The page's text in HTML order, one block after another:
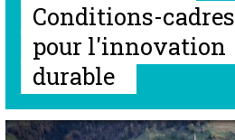
Conditions-cadres
pour l'innovation
durable